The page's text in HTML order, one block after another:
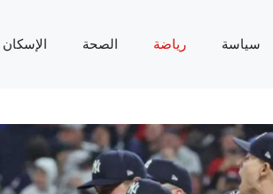
سياسة رياضة الصحة الإسكان